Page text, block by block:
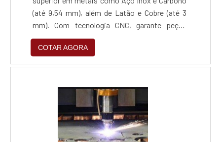
(até 9,54 mm), além de Latão e Cobre (até 3
mm). Com tecnologia CNC, garante peças
isentas de rebarbas e fiel aos desenhos
técnicos, com entrega rápida de 1 a 4 dias
úteis. É a solução ideal para prototipagem e
mecânico e de infraestrutura, assegurando
economia de material e repetibilidade
milimétrica.
COTAR AGORA